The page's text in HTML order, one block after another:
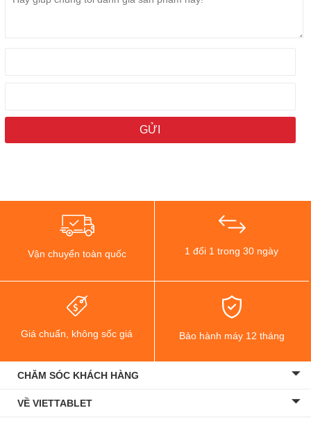
Vận chuyển toàn quốc 1 đổi 1 trong 30 ngày
Giá chuẩn, không sốc giá Bảo hành máy 12 tháng
CHĂM SÓC KHÁCH HÀNG
VỀ VIETTABLET